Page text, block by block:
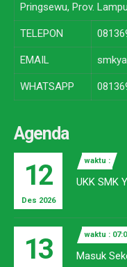
Pringsewu, Prov.
TELEPON
EMAIL
WHATSAPP
Agenda
12
Des 2026
waktu :
UKK SMK
13 waktu :
Masuk